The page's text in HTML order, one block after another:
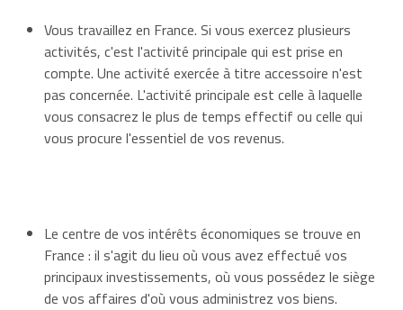
Vous travaillez en France. Si vous exercez plusieurs
activités, c'est l'activité principale qui est prise en
compte. Une activité exercée à titre accessoire n'est
pas concernée. L'activité principale est celle à laquelle
vous consacrez le plus de temps effectif ou celle qui
vous procure l'essentiel de vos revenus.
Le centre de vos intérêts économiques se trouve en
France : il s'agit du lieu où vous avez effectué vos
principaux investissements, où vous possédez le siège
de vos affaires d'où vous administrez vos biens.